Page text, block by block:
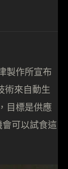
製作所宣布
術來自動生
目標是供應
可以試食這